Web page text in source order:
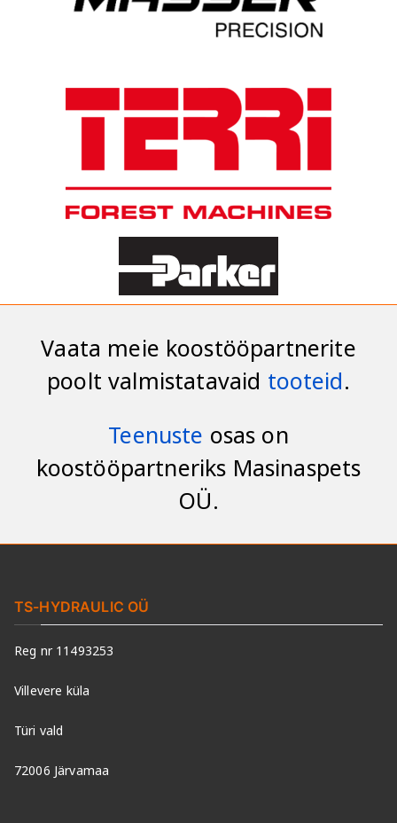
Vaata meie koostööpartnerite
poolt valmistatavaid tooteid.
Teenuste osas on
koostööpartneriks Masinaspets
OÜ.
TS-HYDRAULIC OÜ
Reg nr 11493253
Villevere küla
Türi vald
72006 Järvamaa